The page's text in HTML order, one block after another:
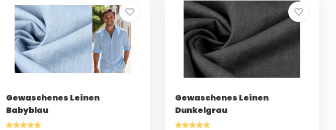
Gewaschenes Leinen
Babyblau
Gewaschenes Leinen
Dunkelgrau